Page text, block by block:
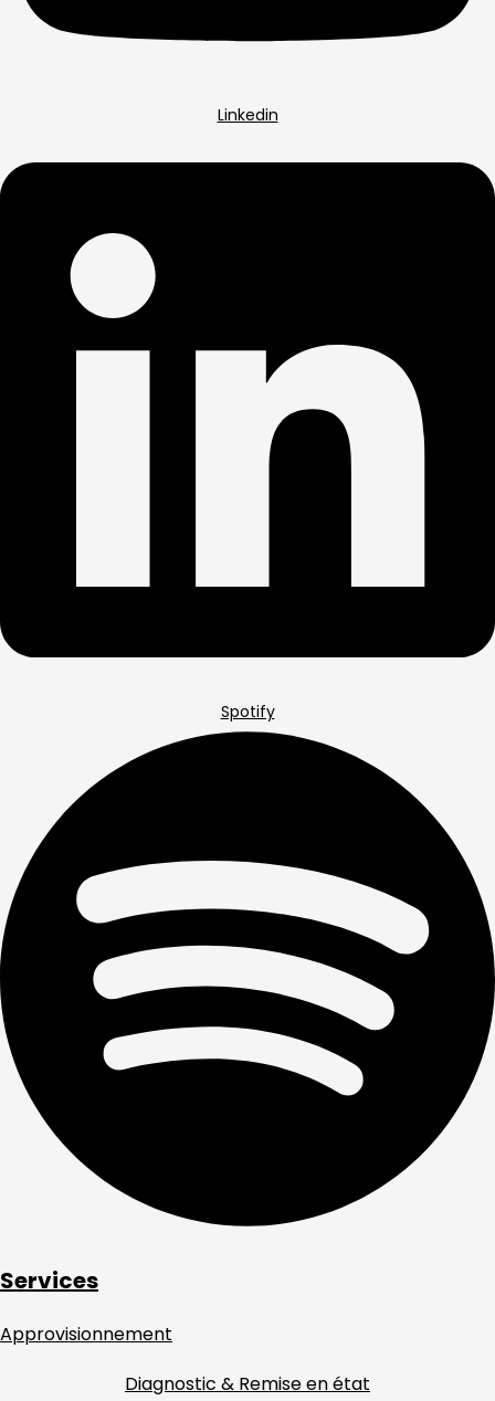
Linkedin
Spotify
Services
Approvisionnement
Diagnostic & Remise en état